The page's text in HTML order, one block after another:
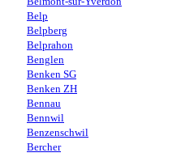
Belp
Belpberg
Belprahon
Benglen
Benken SG
Benken ZH
Bennau
Bennwil
Benzenschwil
Bercher